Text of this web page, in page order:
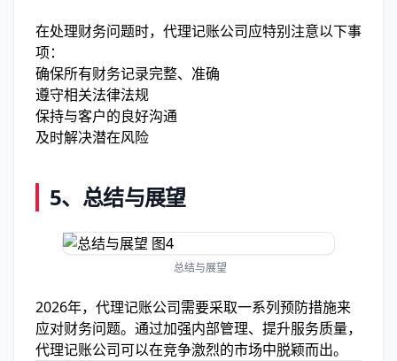
在处理财务问题时，代理记账公司应特别注意以下事
项：
确保所有财务记录完整、准确
遵守相关法律法规
保持与客户的良好沟通
及时解决潜在风险
5、总结与展望
总结与展望
2026年，代理记账公司需要采取一系列预防措施来
应对财务问题。通过加强内部管理、提升服务质量，
代理记账公司可以在竞争激烈的市场中脱颖而出。